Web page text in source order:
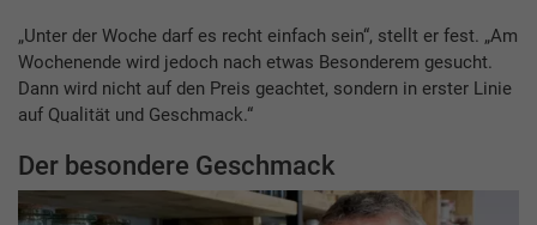
„Unter der Woche darf es recht einfach sein“, stellt er fest. „Am
Wochenende wird jedoch nach etwas Besonderem gesucht.
Dann wird nicht auf den Preis geachtet, sondern in erster Linie
auf Qualität und Geschmack.“
Der besondere Geschmack